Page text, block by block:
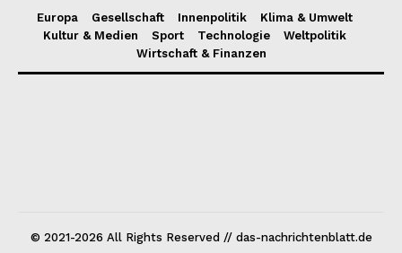
Europa Gesellschaft Innenpolitik
Klima & Umwelt
Kultur & Medien
Sport Technologie
Weltpolitik
Wirtschaft & Finanzen
© 2021-2026 All Rights Reserved // das-nachrichtenblatt.de